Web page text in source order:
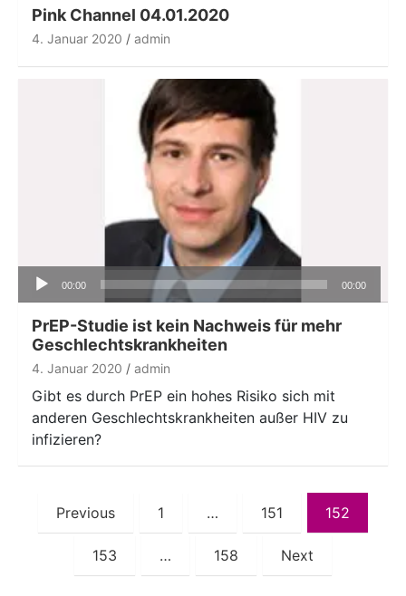
Pink Channel 04.01.2020
4. Januar 2020 admin
Audio-
00:00 00:00
PrEP-Studie ist kein Nachweis für mehr
Geschlechtskrankheiten
4. Januar 2020 admin
Gibt es durch PrEP ein hohes Risiko sich mit
anderen Geschlechtskrankheiten außer HIV zu
infizieren?
Seitennummerierung
der
Beiträge
Previous 1 … 151 152
153 … 158 Next